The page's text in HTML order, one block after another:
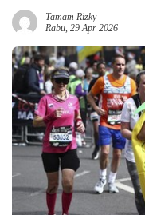
Tamam Rizky
Rabu, 29 Apr 2026